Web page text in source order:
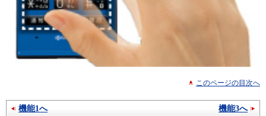
このページの目次へ
機能3へ
機能1へ